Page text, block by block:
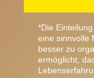
*Die
eine sinnvolle
besser zu
ermöglicht,